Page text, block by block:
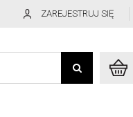
ZAREJESTRUJ SIĘ